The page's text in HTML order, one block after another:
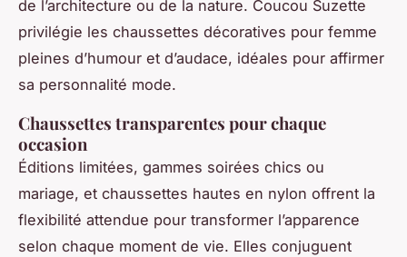
de l’architecture ou de la nature. Coucou Suzette
privilégie les chaussettes décoratives pour femme
pleines d’humour et d’audace, idéales pour affirmer
sa personnalité mode.
Chaussettes transparentes pour chaque
occasion
Éditions limitées, gammes soirées chics ou
mariage, et chaussettes hautes en nylon offrent la
flexibilité attendue pour transformer l’apparence
selon chaque moment de vie. Elles conjuguent